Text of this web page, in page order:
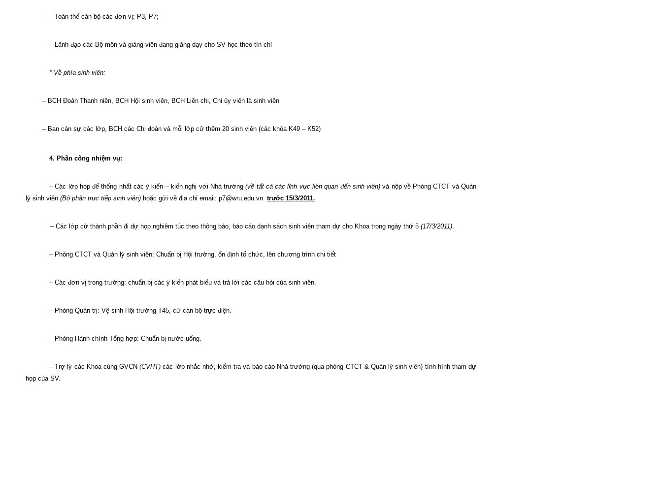
– Toàn thể cán bộ các đơn vị: P3, P7;
– Lãnh đạo các Bộ môn và giảng viên đang giảng dạy cho SV học theo tín chỉ
* Về phía sinh viên:
– BCH Đoàn Thanh niên, BCH Hội sinh viên, BCH Liên chi, Chi ủy viên là sinh viên
– Ban cán sự các lớp, BCH các Chi đoàn và mỗi lớp cử thêm 20 sinh viên (các khóa K49 – K52)
4. Phân công nhiệm vụ:
– Các lớp họp để thống nhất các ý kiến – kiến nghị với Nhà trường(về tất cả các lĩnh vực liên quan đến sinh viên) và nộp về Phòng CTCT và Quản
lý sinh viên (Bộ phận trực tiếp sinh viên) hoặc gửi về địa chỉ email: p7@wru.edu.vn trước 15/3/2011.
– Các lớp cử thành phần đi dự họp nghiêm túc theo thông báo, báo cáo danh sách sinh viên tham dự cho Khoa trong ngày thứ 5 (17/3/2011)
– Phòng CTCT và Quản lý sinh viên: Chuẩn bị Hội trường, ổn định tổ chức, lên chương trình chi tiết
– Các đơn vị trong trường: chuẩn bị các ý kiến phát biểu và trả lời các câu hỏi của sinh viên.
– Phòng Quản trị: Vệ sinh Hội trường T45, cử cán bộ trực điện.
– Phòng Hành chính Tổng hợp: Chuẩn bị nước uống.
– Trợ lý các Khoa cùng GVCN(CVHT) các lớp nhắc nhở, kiểm tra và báo cáo Nhà trường (qua phòng CTCT & Quản lý sinh viên) tình hình tham dự
họp của SV.